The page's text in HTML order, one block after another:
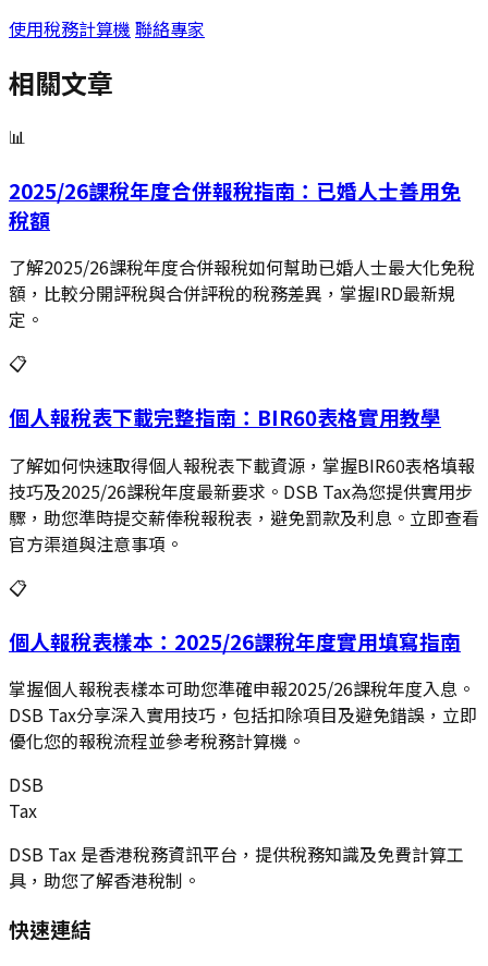
使用稅務計算機 聯絡專家
相關文章
📊
2025/26課稅年度合併報稅指南：已婚人士善用免
稅額
了解2025/26課稅年度合併報稅如何幫助已婚人士最大化免稅
額，比較分開評稅與合併評稅的稅務差異，掌握IRD最新規
定。
📋
個人報稅表下載完整指南：BIR60表格實用教學
了解如何快速取得個人報稅表下載資源，掌握BIR60表格填報
技巧及2025/26課稅年度最新要求。DSB Tax為您提供實用步
驟，助您準時提交薪俸稅報稅表，避免罰款及利息。立即查看
官方渠道與注意事項。
📋
個人報稅表樣本：2025/26課稅年度實用填寫指南
掌握個人報稅表樣本可助您準確申報2025/26課稅年度入息。
DSB Tax分享深入實用技巧，包括扣除項目及避免錯誤，立即
優化您的報稅流程並參考稅務計算機。
DSB
Tax
DSB Tax 是香港稅務資訊平台，提供稅務知識及免費計算工
具，助您了解香港稅制。
快速連結